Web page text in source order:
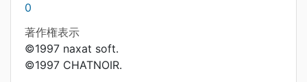
0
著作権表示
©1997 naxat soft.
©1997 CHATNOIR.